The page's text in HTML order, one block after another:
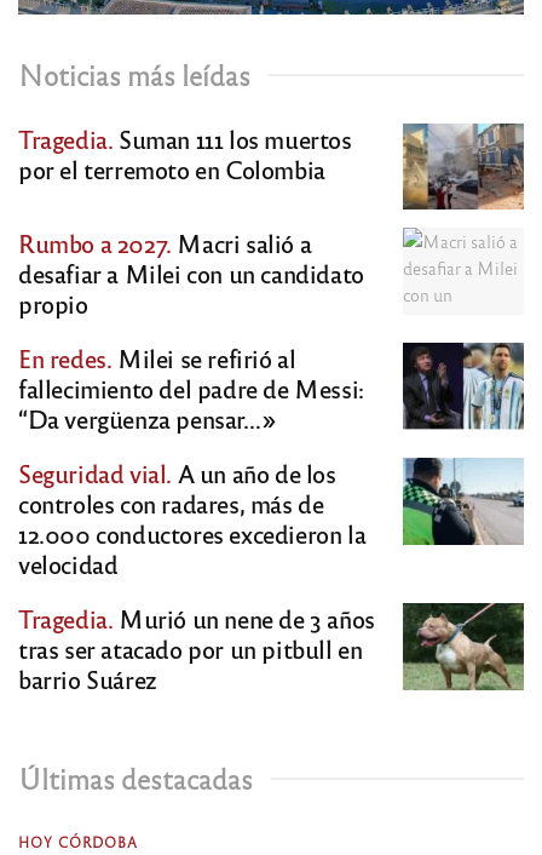
Noticias más leídas
Tragedia. Suman 111 los muertos
por el terremoto en Colombia
Rumbo a 2027. Macri salió a
desafiar a Milei con un candidato
propio
En redes. Milei se refirió al
fallecimiento del padre de Messi:
“Da vergüenza pensar…»
Seguridad vial. A un año de los
controles con radares, más de
12.000 conductores excedieron la
velocidad
Tragedia. Murió un nene de 3 años
tras ser atacado por un pitbull en
barrio Suárez
Últimas destacadas
HOY CÓRDOBA